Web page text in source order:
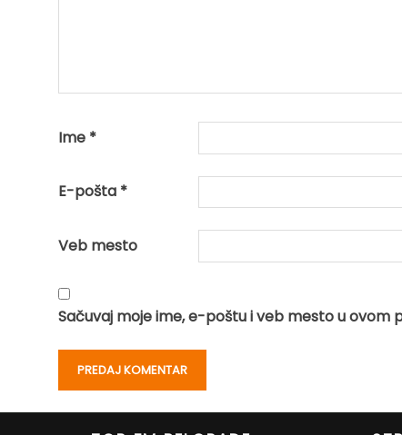
Ime *
E-pošta *
Veb mesto
Sačuvaj moje ime, e-poštu i veb mesto u